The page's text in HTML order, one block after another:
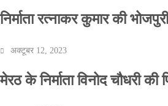
निर्माता रत्नाकर कुमार की
अक्टूबर 12, 2023
मेरठ के निर्माता विनोद चौधरी